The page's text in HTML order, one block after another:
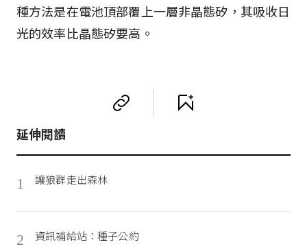
種方法是在電池頂部覆上一層非晶態矽，其吸收日
光的效率比晶態矽要高。
延伸閱讀
1 讓狼群走出森林
2 資訊補給站：種子公約